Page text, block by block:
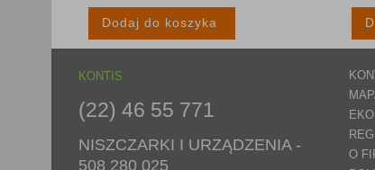
Dodaj do koszyka
KONTIS
(22) 46 55 771
NISZCZARKI I URZĄDZENIA -
508 280 025
O